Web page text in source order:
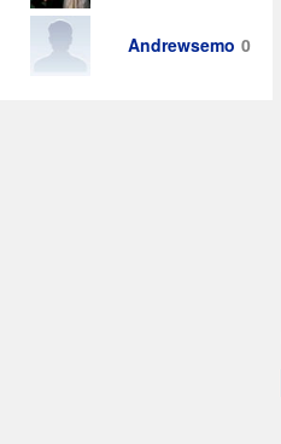
Andrewsemo 0